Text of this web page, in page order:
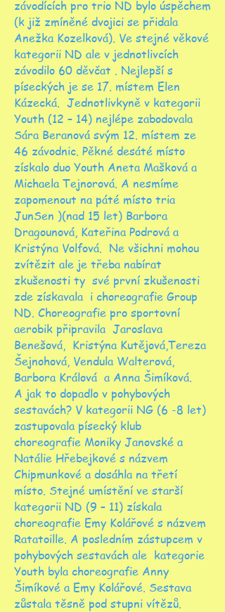
závodících pro trio ND bylo úspěchem
(k již zmíněné dvojici se přidala
Anežka Kozelková). Ve stejné věkové
kategorii ND ale v jednotlivcích
závodilo 60 děvčat . Nejlepší s
píseckých je se 17. místem Elen
Kázecká. Jednotlivkyně v kategorii
Youth (12 – 14) nejlépe zabodovala
Sára Beranová svým 12. místem ze
46 závodnic. Pěkné desáté místo
získalo duo Youth Aneta Mašková a
Michaela Tejnorová. A nesmíme
zapomenout na páté místo tria
JunSen )(nad 15 let) Barbora
Dragounová, Kateřina Podrová a
Kristýna Volfová. Ne všichni mohou
zvítězit ale je třeba nabírat
zkušenosti ty své první zkušenosti
zde získavala i choreografie Group
ND. Choreografie pro sportovní
aerobik připravila Jaroslava
Benešová, Kristýna Kutějová,Tereza
Šejnohová, Vendula Walterová,
Barbora Králová a Anna Šimíková.
A jak to dopadlo v pohybových
sestavách? V kategorii NG (6 -8 let)
zastupovala písecký klub
choreografie Moniky Janovské a
Natálie Hřebejkové s názvem
Chipmunkové a dosáhla na třetí
místo. Stejné umístění ve starší
kategorii ND (9 – 11) získala
choreografie Emy Kolářové s názvem
Ratatoille. A posledním zástupcem v
pohybových sestavách ale kategorie
Youth byla choreografie Anny
Šimíkové a Emy Kolářové. Sestava
zůstala těsně pod stupni vítězů.